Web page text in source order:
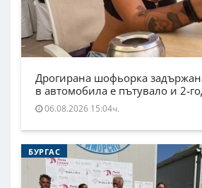
Дрогирана шофьорка
в автомобила е пътувало и 2-
06.08.2026 15:04ч.
БУРГАС